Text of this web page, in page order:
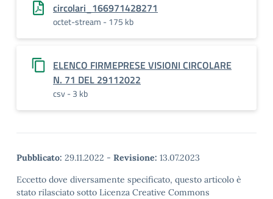
circolari_166971428271
octet-stream - 175 kb
ELENCO FIRMEPRESE VISIONI CIRCOLARE
N. 71 DEL 29112022
csv - 3 kb
Pubblicato: 29.11.2022 - Revisione: 13.07.2023
Eccetto dove diversamente specificato, questo articolo è
stato rilasciato sotto Licenza Creative Commons